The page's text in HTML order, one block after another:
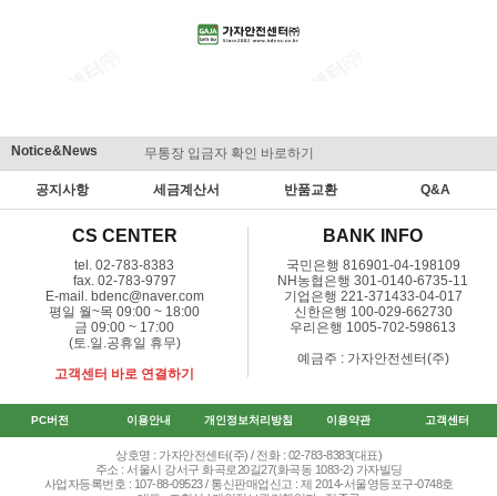
Notice&News 무통장 입금자 확인 바로하기
공지사항 세금계산서 반품교환 Q&A
CS CENTER
tel. 02-783-8383
fax. 02-783-9797
E-mail. bdenc@naver.com
평일 월~목 09:00 ~ 18:00
금 09:00 ~ 17:00
(토.일.공휴일 휴무)
고객센터 바로 연결하기
BANK INFO
국민은행 816901-04-198109
NH농협은행 301-0140-6735-11
기업은행 221-371433-04-017
신한은행 100-029-662730
우리은행 1005-702-598613
예금주 : 가자안전센터(주)
PC버전 이용안내 개인정보처리방침 이용약관 고객센터
상호명 : 가자안전센터(주) / 전화 : 02-783-8383(대표)
주소 : 서울시 강서구 화곡로20길27(화곡동 1083-2) 가자빌딩
사업자등록번호 : 107-88-09523 / 통신판매업신고 : 제 2014-서울영등포구-0748호